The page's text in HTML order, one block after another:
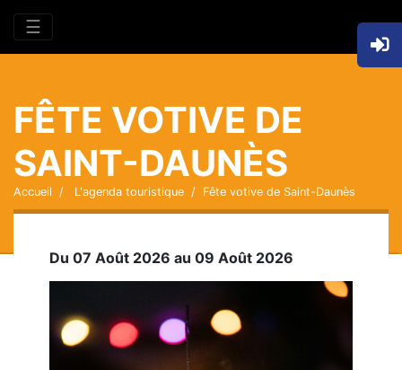
☰
FÊTE VOTIVE DE
SAINT-DAUNÈS
Accueil L'agenda touristique Fête votive de Saint-Daunès
Du 07 Août 2026 au 09 Août 2026